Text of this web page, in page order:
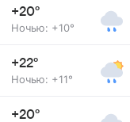
+20°
Ночью: +10°
+22°
Ночью: +11°
+20°